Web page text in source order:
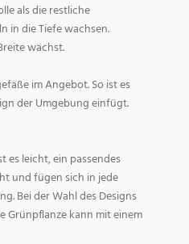
als die restliche
in die Tiefe wachsen.
wächst.
im Angebot. So ist es
der Umgebung einfügt.
es leicht, ein passendes
und fügen sich in jede
Bei der Wahl des Designs
Grünpflanze kann mit einem